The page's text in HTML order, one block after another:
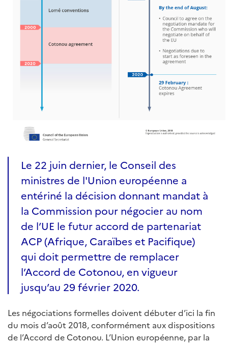
Le 22 juin dernier, le Conseil des
ministres de l'Union européenne a
entériné la décision donnant mandat à
la Commission pour négocier au nom
de l’UE le futur accord de partenariat
ACP (Afrique, Caraïbes et Pacifique)
qui doit permettre de remplacer
l’Accord de Cotonou, en vigueur
jusqu’au 29 février 2020.
Les négociations formelles doivent débuter d’ici la fin
du mois d’août 2018, conformément aux dispositions
de l’Accord de Cotonou. L’Union européenne, par la